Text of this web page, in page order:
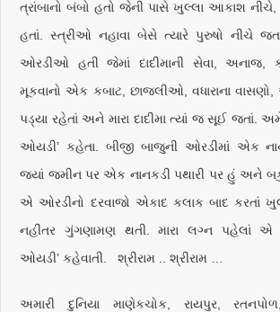
ત્રાંબાનો બંબો હતો જેની પાસે ખુલ્લા આકાશ
હતાં. સ્ત્રીઓ નહાવા બેસે ત્યારે પુરુષો નીચે
ઓરડીઓ હતી જેમાં દાદીમાની સેવા, અનાજ,
મૂકવાનો એક કબાટ, છાજલીઓ, વધારાના વાસણો,
પડ્યા રહેતાં અને મારા દાદીમા ત્યાં જ સૂઈ જતાં.
ઓયડી’ કહેતા. બીજી બાજુની ઓરડીમાં એક
જ્યાં જમીન પર એક નાનકડી પથારી પર હું અને
એ ઓરડીનો દરવાજો એકાદ કલાક બાદ કરતાં
નહીંતર ગુંગણામણ થતી. મારા લગ્ન પહેલાં એ
ઓયડી’ કહેવાતી. શ્રીરામ .. શ્રીરામ …
અમારી દુનિયા માણેકચોક, રાયપુર,